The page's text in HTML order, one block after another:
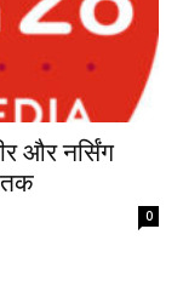
और नर्सिंग
तक
0